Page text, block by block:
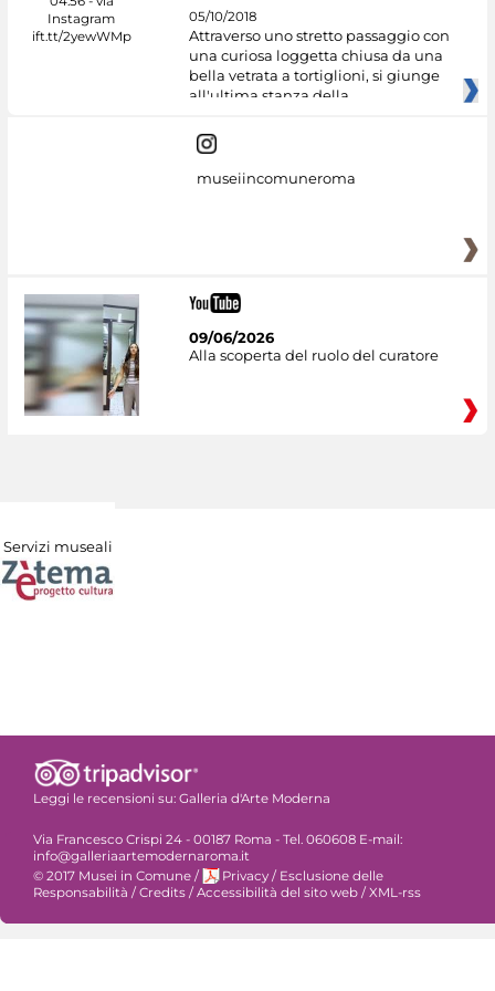
05/10/2018
Attraverso uno stretto passaggio con
una curiosa loggetta chiusa da una
bella vetrata a tortiglioni, si giunge
all'ultima stanza della
museiincomuneroma
09/06/2026
Alla scoperta del ruolo del curatore
Servizi museali
Leggi le recensioni su: Galleria d'Arte Moderna
Via Francesco Crispi 24 - 00187 Roma - Tel. 060608 E-mail:
info@galleriaartemodernaroma.it
© 2017 Musei in Comune / Privacy / Esclusione delle
Responsabilità / Credits / Accessibilità del sito web / XML-rss